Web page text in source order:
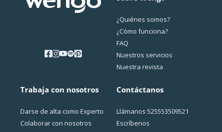
¿Quiénes somos?
¿Cо́mo funciona?
FAQ
Nuestros servicios
Nuestra revista
Trabaja con nosotros
Darse de alta como Experto
Colaborar con nosotros
Contáctanos
Llámanos 525553509521
Escríbenos